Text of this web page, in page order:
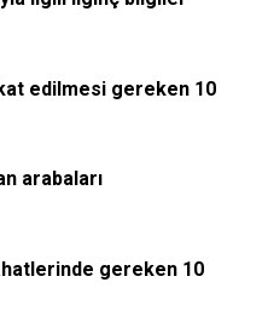
edilmesi gereken 10
arabaları
gereken 10